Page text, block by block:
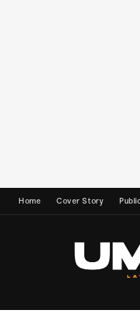
Home Cover Story